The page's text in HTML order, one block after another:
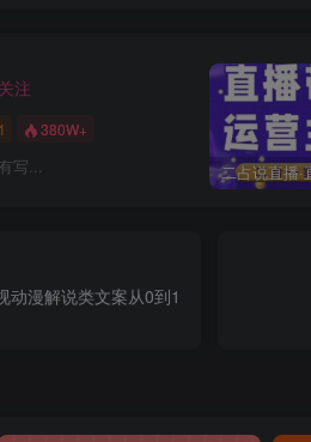
关注
380W+
写...
动漫解说类文案从0到1